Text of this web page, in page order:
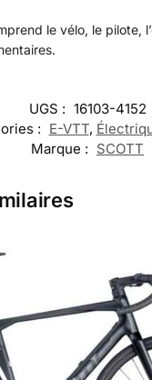
le vélo, le pilote,
UGS : 16103-4152
: E-VTT,
Marque : SCOTT